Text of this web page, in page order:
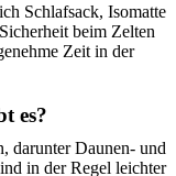
Schlafsack, Isomatte
beim Zelten
Zeit in der
es?
darunter Daunen- und
in der Regel leichter